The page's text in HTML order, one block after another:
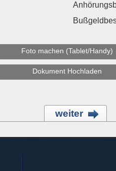
Foto machen (Tablet/Handy)
Dokument Hochladen
weiter